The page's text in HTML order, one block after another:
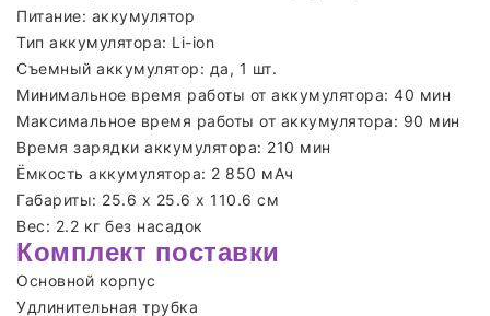
Питание: аккумулятор
Тип аккумулятора: Li-ion
Съемный аккумулятор: да, 1 шт.
Минимальное время работы от аккумулятора: 40 мин
Максимальное время работы от аккумулятора: 90 мин
Время зарядки аккумулятора: 210 мин
Ёмкость аккумулятора: 2 850 мАч
Габариты: 25.6 х 25.6 х 110.6 см
Вес: 2.2 кг без насадок
Комплект поставки
Основной корпус
Удлинительная трубка